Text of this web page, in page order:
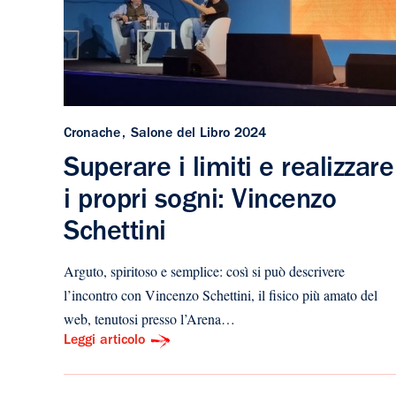
Cronache Salone del Libro 2024
Superare i limiti e realizzare
i propri sogni: Vincenzo
Schettini
Arguto, spiritoso e semplice: così si può descrivere
l’incontro con Vincenzo Schettini, il fisico più amato del
web, tenutosi presso l’Arena…
Leggi articolo